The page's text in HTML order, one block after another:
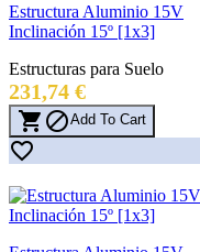
Estructura Aluminio 15V
Inclinación 15º [1x3]
Estructuras para Suelo
231,74 €Precio
 Add To Cart
